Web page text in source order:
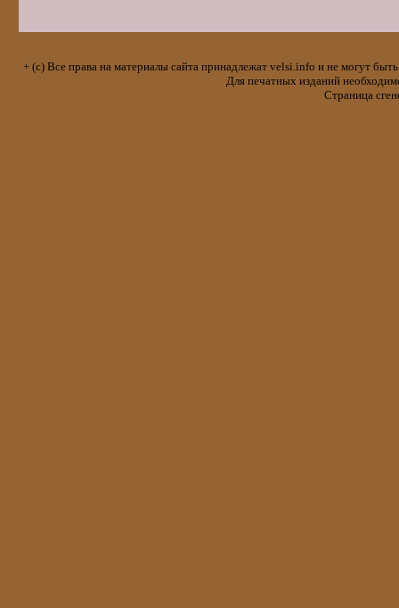
+ (с) Все права на материалы сайта принадлежат velsi.info и не могут
Для печатных изданий
Страница